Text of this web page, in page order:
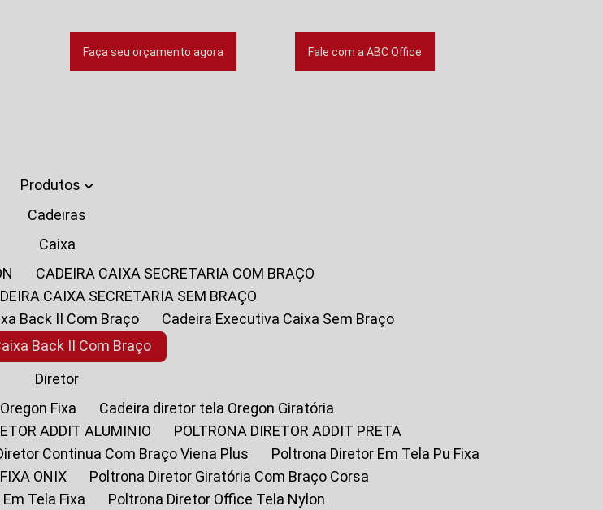
Faça seu orçamento agora Fale com a ABC Office
Produtos
Cadeiras
Caixa
CADEIRA CAIXA SECRETARIA COM BRAÇO
CAIXA SECRETARIA SEM BRAÇO
Back II Com Braço
Cadeira Executiva Caixa Sem Braço
Back II Com Braço
Diretor
Fixa
Cadeira diretor tela Oregon Giratória
ADDIT ALUMINIO
POLTRONA DIRETOR ADDIT PRETA
Continua Com Braço Viena Plus
Poltrona Diretor Em Tela Pu Fixa
FIXA ONIX
Poltrona Diretor Giratória Com Braço Corsa
Tela Fixa
Poltrona Diretor Office Tela Nylon